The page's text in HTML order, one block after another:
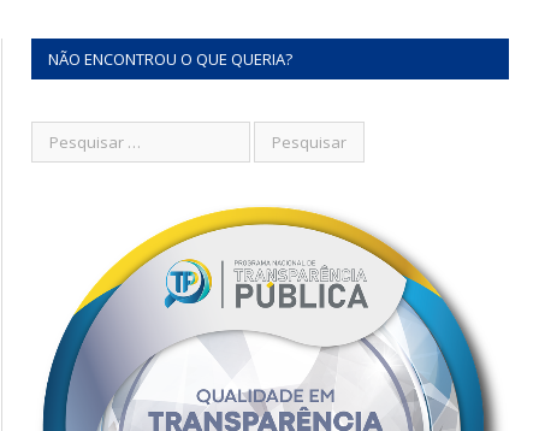
NÃO ENCONTROU O QUE QUERIA?